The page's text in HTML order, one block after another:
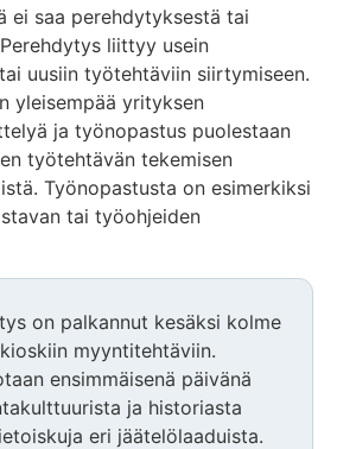
ei saa perehdytyksestä tai
liittyy usein
uusiin työtehtäviin siirtymiseen.
yleisempää yrityksen
ja työnopastus puolestaan
työtehtävän tekemisen
Työnopastusta on esimerkiksi
tai työohjeiden
on palkannut kesäksi kolme
myyntitehtäviin.
ensimmäisenä päivänä
ja historiasta
eri jäätelölaaduista.